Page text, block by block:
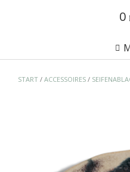
0
START / ACCESSOIRES /